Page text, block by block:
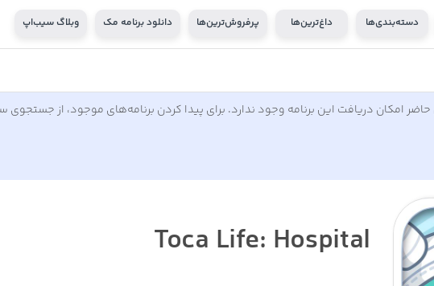
دسته‌بندی‌ها داغ‌ترین‌ها پرفروش‌ترین‌ها دانلود برنامه مک وبلاگ سیب‌اپ
امکان دریافت این برنامه وجود ندارد. برای پیدا کردن برنامه‌های موجود، از
Toca Life: Hospital